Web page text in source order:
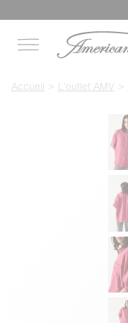
Accueil L'outlet AMV